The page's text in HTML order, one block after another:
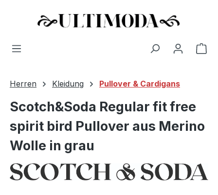
Zum Hauptinhalt springen
Herren Kleidung Pullover & Cardigans
Scotch&Soda Regular fit free
spirit bird Pullover aus Merino
Wolle in grau